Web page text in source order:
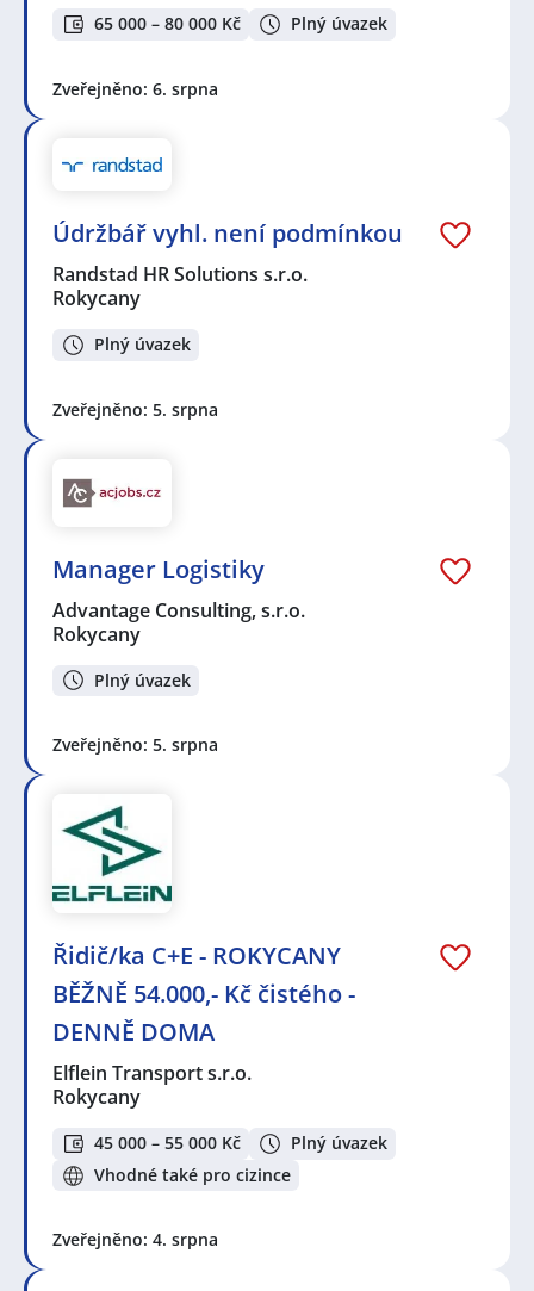
65 000 – 80 000 Kč Plný úvazek
Zveřejněno: 6. srpna
Údržbář vyhl. není podmínkou
Randstad HR Solutions s.r.o.
Rokycany
Plný úvazek
Zveřejněno: 5. srpna
Manager Logistiky
Advantage Consulting, s.r.o.
Rokycany
Plný úvazek
Zveřejněno: 5. srpna
Řidič/ka C+E - ROKYCANY
BĚŽNĚ 54.000,- Kč čistého -
DENNĚ DOMA
Elflein Transport s.r.o.
Rokycany
45 000 – 55 000 Kč
Plný úvazek
Vhodné také pro cizince
Zveřejněno: 4. srpna